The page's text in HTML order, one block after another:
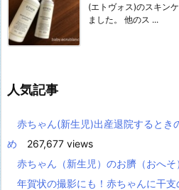
(エトヴォス)のスキン
ました。 他のス ...
人気記事
赤ちゃん(新生児)出産退院するとき
め
267,677 views
赤ちゃん（新生児）のお臍（おへ
年賀状の撮影にも！赤ちゃんに干